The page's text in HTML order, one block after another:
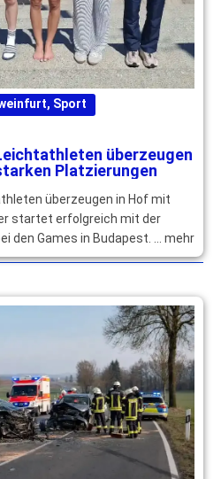
, Sport
überzeugen
Platzierungen
überzeugen in Hof mit
startet erfolgreich mit der
den Games in Budapest. … mehr